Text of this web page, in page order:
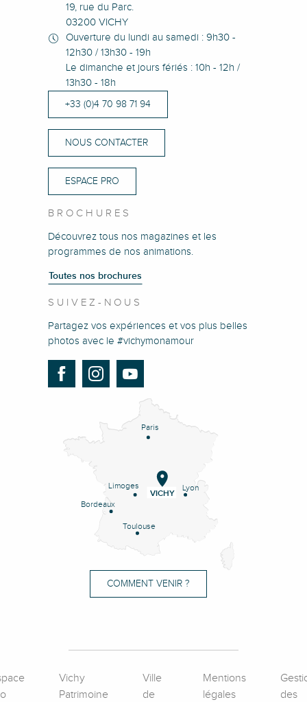
19, rue du Parc.
03200 VICHY
Ouverture du lundi au samedi : 9h30 -
12h30 / 13h30 - 19h
Le dimanche et jours fériés : 10h - 12h /
13h30 - 18h
+33 (0)4 70 98 71 94
NOUS CONTACTER
ESPACE PRO
BROCHURES
Découvrez tous nos magazines et les
programmes de nos animations.
Toutes nos brochures
SUIVEZ-NOUS
Partagez vos expériences et vos plus belles
photos avec le #vichymonamour
Paris
Lyon
Limoges
Bordeaux
Toulouse
VICHY
COMMENT VENIR ?
Vichy
Patrimoine
Ville
de
Mentions
légales
des